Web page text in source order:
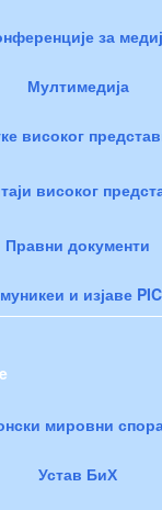
за
Мултимедија
високог
високог
Правни документи
и изјаве
мировни
Устав БиХ